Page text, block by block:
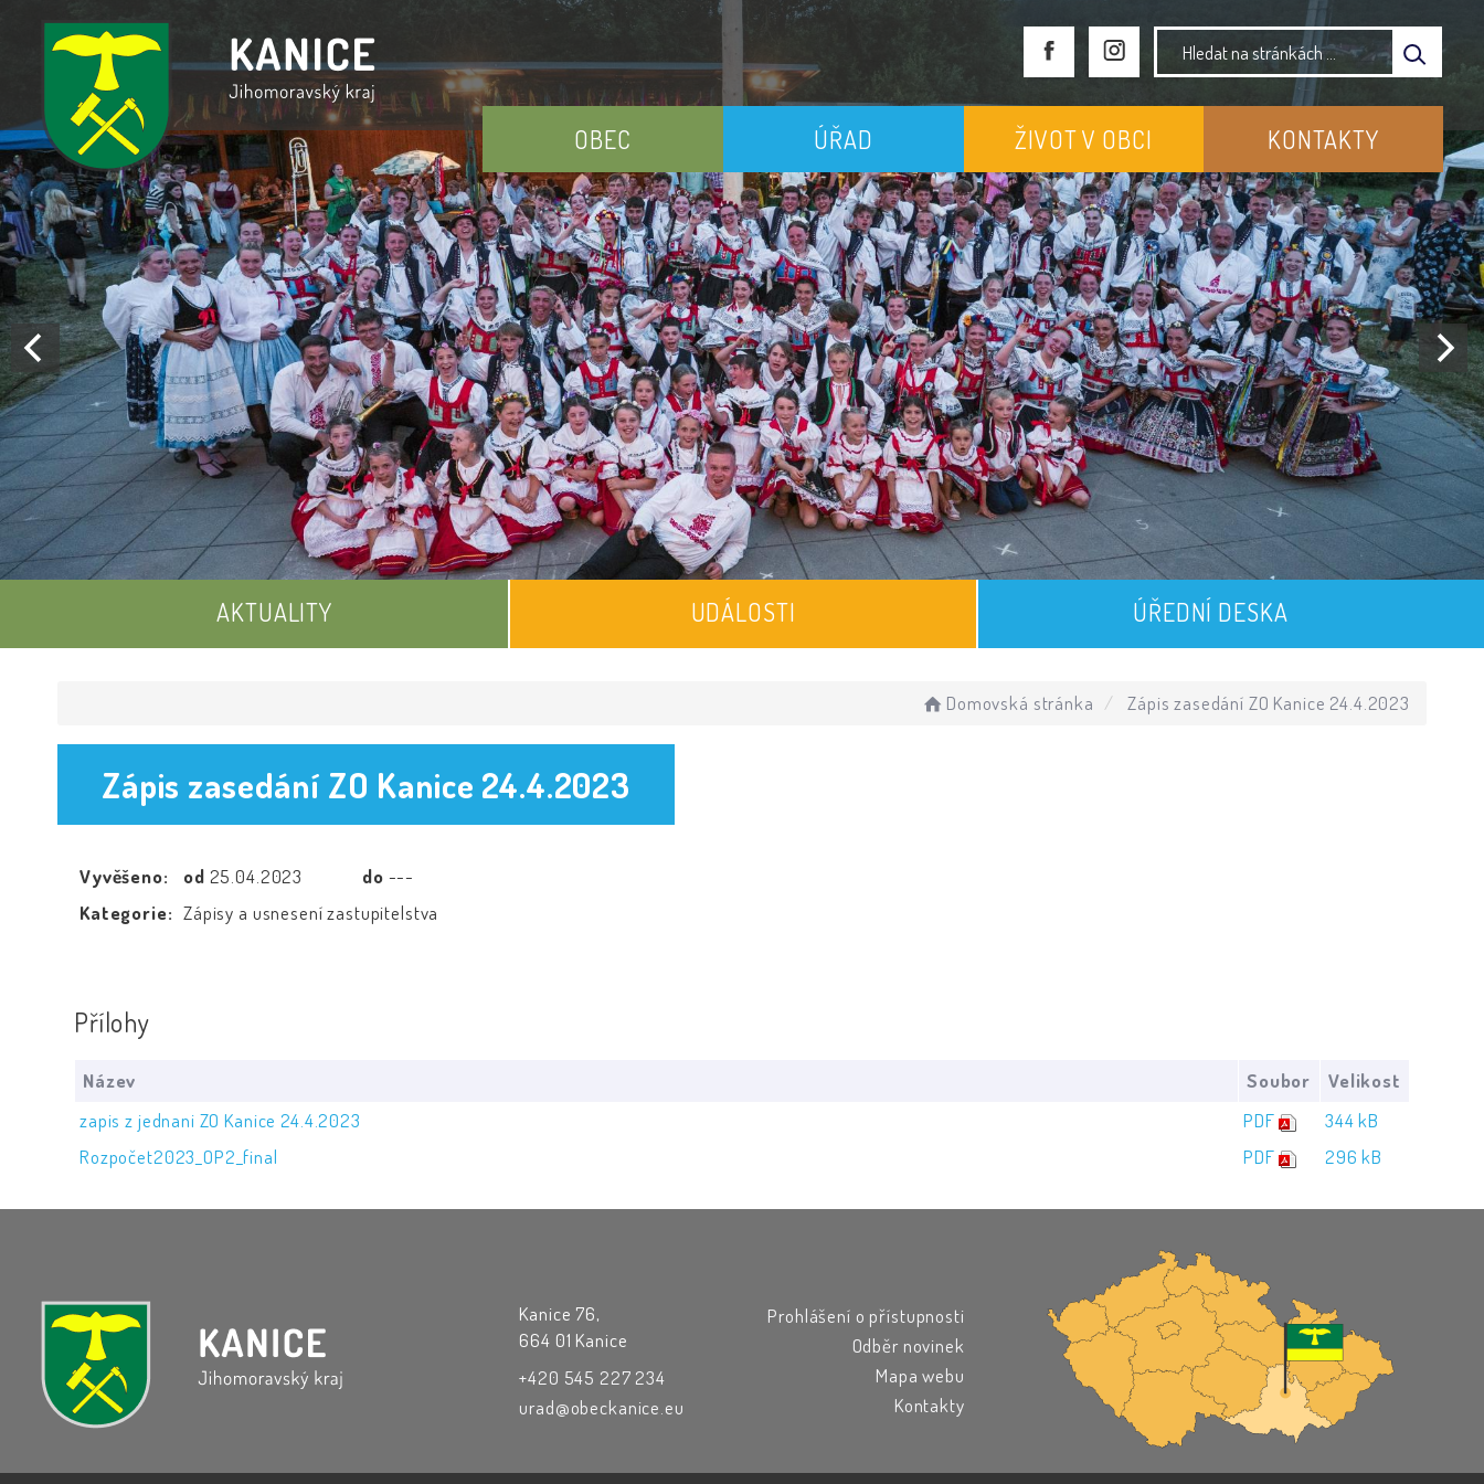
OBEC ÚŘAD ŽIVOT V OBCI KONTAKTY
AKTUALITY UDÁLOSTI ÚŘEDNÍ DESKA
Domovská stránka Zápis zasedání ZO Kanice 24.4.2023
Zápis zasedání ZO Kanice 24.4.2023
Vyvěšeno: od 25.04.2023 do ---
Kategorie: Zápisy a usnesení zastupitelstva
Přílohy
Název Soubor
Velikost
zapis z jednani ZO Kanice 24.4.2023
PDF
344 kB
Rozpočet2023_OP2_final
PDF 296 kB
Kanice 76,
664 01 Kanice
+420 545 227 234
urad@obeckanice.eu
Prohlášení o přístupnosti
Odběr novinek
Mapa webu
Kontakty